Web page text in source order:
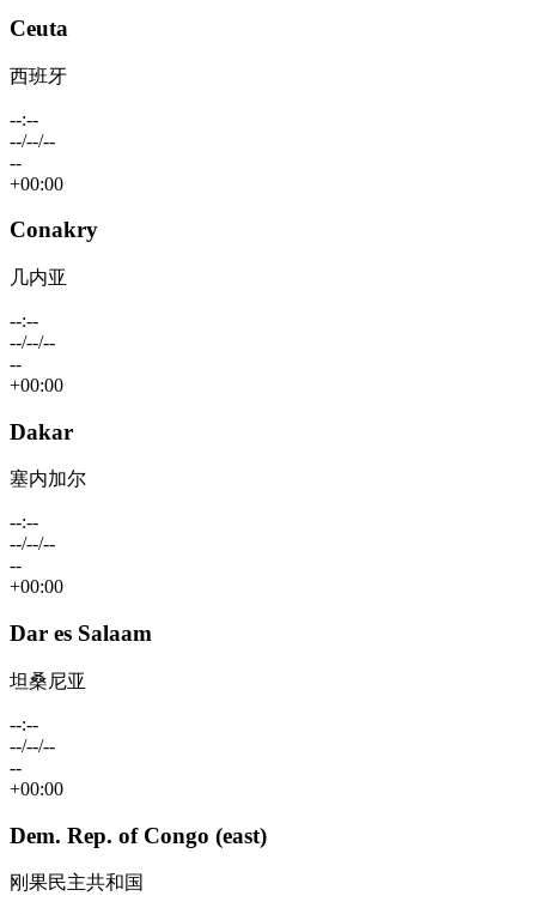
Ceuta
西班牙
--:--
--/--/--
--
+00:00
Conakry
几内亚
--:--
--/--/--
--
+00:00
Dakar
塞内加尔
--:--
--/--/--
--
+00:00
Dar es Salaam
坦桑尼亚
--:--
--/--/--
--
+00:00
Dem. Rep. of Congo (east)
刚果民主共和国